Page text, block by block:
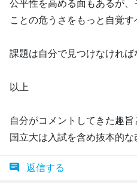
公平性を高める面もあるが
ことの危うさをもっと自覚す
課題は自分で見つけなければ
以上
自分がコメントしてきた趣
国立大は入試を含め抜本的な
返信する